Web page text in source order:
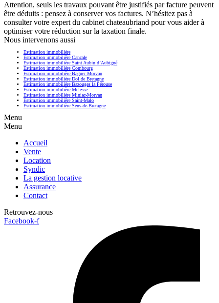
Attention, seuls les travaux pouvant être justifiés par facture peuvent
être déduits : pensez à conserver vos factures. N’hésitez pas à
consulter votre expert du cabinet chateaubriand pour vous aider à
optimiser votre réduction sur la taxation finale.
Nous intervenons aussi
Estimation immobilière
Estimation immobilière Cancale
Estimation immobilière Saint Aubin d’Aubigné
Estimation immobilière Combourg
Estimation immobilière Baguer Morvan
Estimation immobilière Dol de Bretagne
Estimation immobilière Bazouges la Pérouse
Estimation immobilière Melesse
Estimation immobilière Miniac-Morvan
Estimation immobilière Saint-Malo
Estimation immobilière Sens-de-Bretagne
Menu
Menu
Accueil
Vente
Location
Syndic
La gestion locative
Assurance
Contact
Retrouvez-nous
Facebook-f